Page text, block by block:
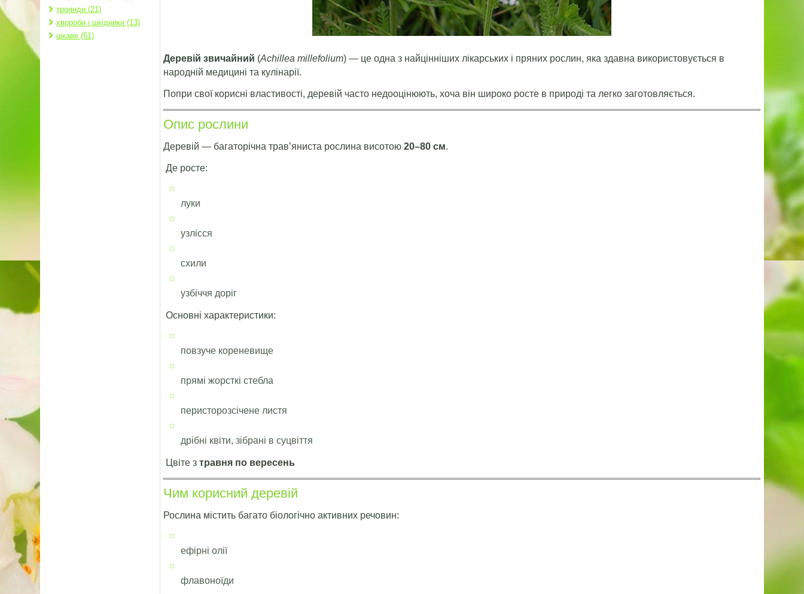
троянди (21)
хвороби і шкідники (13)
цікаве (61)
Деревій звичайний (Achillea millefolium) — це одна з найцінніших лікарських і пряних рослин, яка здавна використовується в
народній медицині та кулінарії.
Попри свої корисні властивості, деревій часто недооцінюють, хоча він широко росте в природі та легко заготовляється.
Опис рослини
Деревій — багаторічна трав’яниста рослина висотою20–80 см.
Де росте:
луки
узлісся
схили
узбіччя доріг
Основні характеристики:
повзуче кореневище
прямі жорсткі стебла
перисторозсічене листя
дрібні квіти, зібрані в суцвіття
Цвіте зтравня по вересень
Чим корисний деревій
Рослина містить багато біологічно активних речовин:
ефірні олії
флавоноїди